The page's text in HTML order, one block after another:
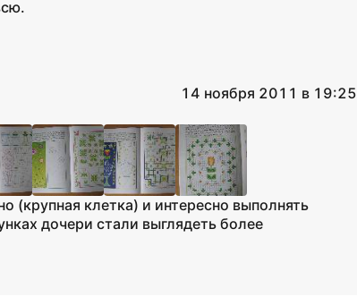
14 ноября 2011 в 19:25
(крупная клетка) и интересно выполнять
дочери стали выглядеть более